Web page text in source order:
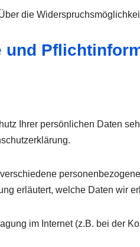
die
und
Ihrer persönlichen Daten
erläutert, welche Daten wir
im Internet (z.B. bei der